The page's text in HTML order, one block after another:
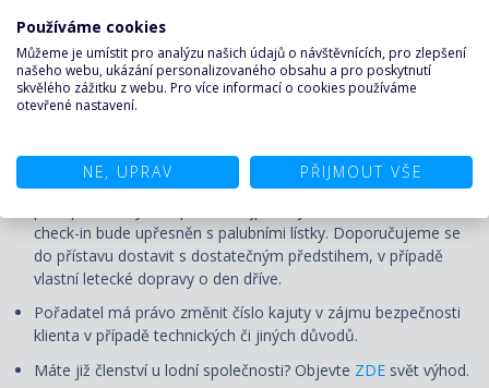
Vízum (pokud je vyžadováno).
UPOZORNĚNÍ
Aktuální cena bude určena v okamžiku nezávazné rezervace.
Nalodění (check-in) první den plavby se uzavírá několik hodin
check-in bude upřesněn s palubními lístky. Doporučujeme se
do přístavu dostavit s dostatečným předstihem, v případě
vlastní letecké dopravy o den dříve.
Pořadatel má právo změnit číslo kajuty v zájmu bezpečnosti
klienta v případě technických či jiných důvodů.
Máte již členství u lodní společnosti? Objevte ZDE svět výhod.
Používáme cookies
Můžeme je umístit pro analýzu našich údajů o návštěvnících, pro zlepšení
našeho webu, ukázání personalizovaného obsahu a pro poskytnutí
skvělého zážitku z webu. Pro více informací o cookies používáme
otevřené nastavení.
NE, UPRAV PŘIJMOUT VŠE